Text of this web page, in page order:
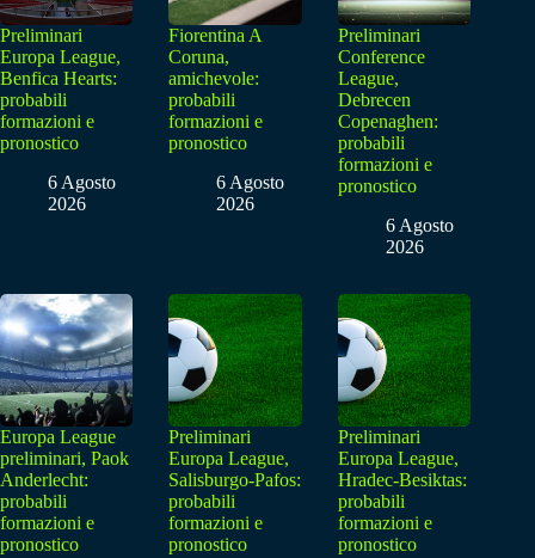
Preliminari
Europa League,
Benfica Hearts:
probabili
formazioni e
pronostico
6 Agosto
2026
Fiorentina A
Coruna,
amichevole:
probabili
formazioni e
pronostico
6 Agosto
2026
Preliminari
Conference
League,
Debrecen
Copenaghen:
probabili
formazioni e
pronostico
6 Agosto
2026
Europa League
preliminari, Paok
Anderlecht:
probabili
formazioni e
pronostico
Preliminari
Europa League,
Salisburgo-Pafos:
probabili
formazioni e
pronostico
Preliminari
Europa League,
Hradec-Besiktas:
probabili
formazioni e
pronostico